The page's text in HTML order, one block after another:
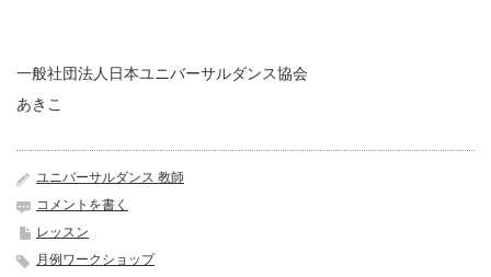
一般社団法人日本ユニバーサルダンス協会
あきこ
ユニバーサルダンス 教師
コメントを書く
レッスン
月例ワークショップ